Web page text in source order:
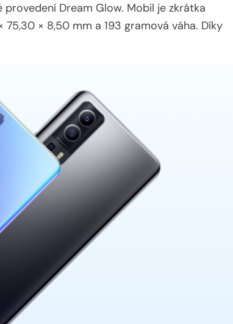
Dream Glow. Mobil je zkrátka
× 8,50 mm a 193 gramová váha. Díky